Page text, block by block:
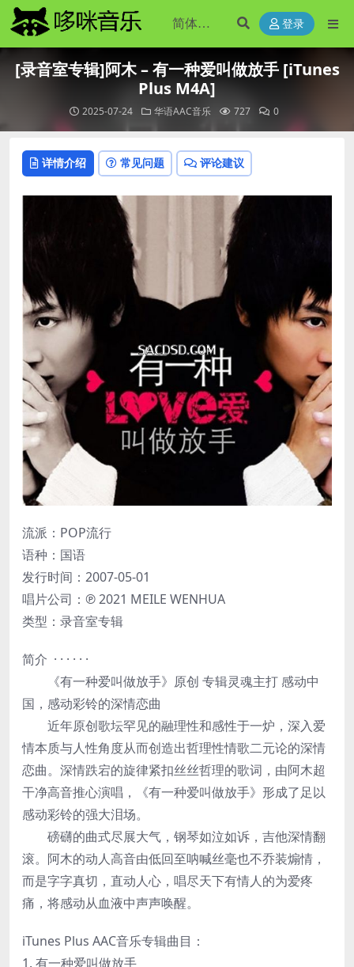
登录
[录音室专辑]阿木 – 有一种爱叫做放手 [iTunes
Plus M4A]
2025-07-24 华语AAC音乐 727 0
详情介绍 常见问题 评论建议
流派：POP流行
语种：国语
发行时间：2007-05-01
唱片公司：℗ 2021 MEILE WENHUA
类型：录音室专辑
简介 · · · · · ·
《有一种爱叫做放手》原创 专辑灵魂主打 感动中
国，感动彩铃的深情恋曲
近年原创歌坛罕见的融理性和感性于一炉，深入爱
情本质与人性角度从而创造出哲理性情歌二元论的深情
恋曲。深情跌宕的旋律紧扣丝丝哲理的歌词，由阿木超
干净高音推心演唱，《有一种爱叫做放手》形成了足以
感动彩铃的强大泪场。
磅礴的曲式尽展大气，钢琴如泣如诉，吉他深情翻
滚。阿木的动人高音由低回至呐喊丝毫也不乔装煽情，
而是字字真切，直动人心，唱尽天下有情人的为爱疼
痛，将感动从血液中声声唤醒。
iTunes Plus AAC音乐专辑曲目：
1. 有一种爱叫做放手